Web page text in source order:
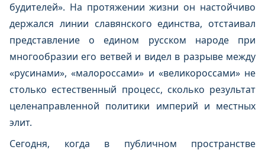
будителей». На протяжении жизни он настойчиво
держался линии славянского единства, отстаивал
представление о едином русском народе при
многообразии его ветвей и видел в разрыве между
«русинами», «малороссами» и «великороссами» не
столько естественный процесс, сколько результат
целенаправленной политики империй и местных
элит.
Сегодня, когда в публичном пространстве